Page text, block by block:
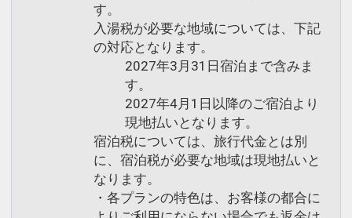
す。
入湯税が必要な地域については、下記
の対応となります。
2027年3月31日宿泊まで含みま
す。
2027年4月1日以降のご宿泊より
現地払いとなります。
宿泊税については、旅行代金とは別
に、宿泊税が必要な地域は現地払いと
なります。
・各プランの特色は、お客様の都合に